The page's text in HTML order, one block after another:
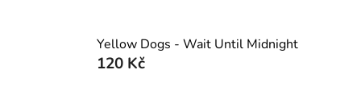
Yellow Dogs - Wait Until Midnight
120 Kč